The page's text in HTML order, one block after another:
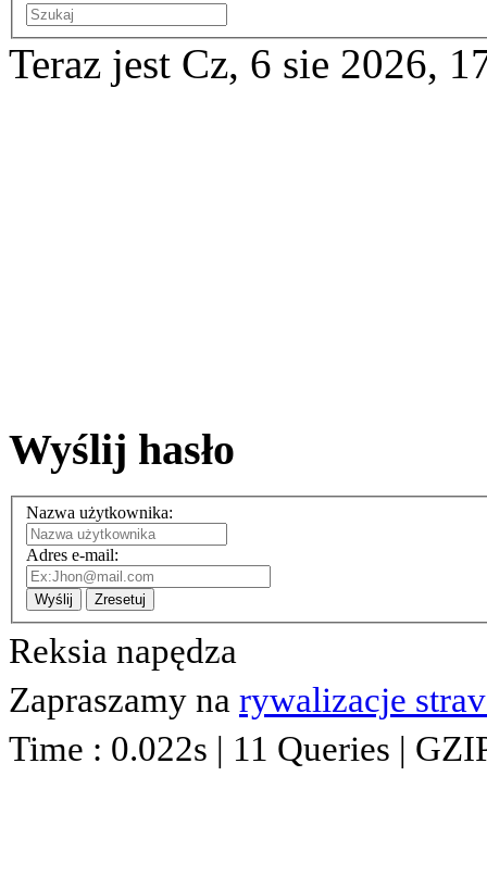
Teraz jest Cz, 6 sie 2026,
Wyślij hasło
Nazwa użytkownika:
Adres e-mail:
Wyślij Zresetuj
Reksia napędza
Zapraszamy na rywalizacje
Time : 0.022s | 11 Queries |